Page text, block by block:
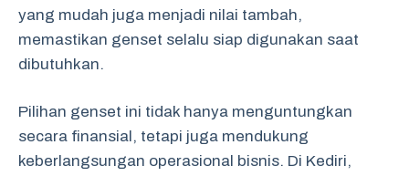
yang mudah juga menjadi nilai tambah,
memastikan genset selalu siap digunakan saat
dibutuhkan.
Pilihan genset ini tidak hanya menguntungkan
secara finansial, tetapi juga mendukung
keberlangsungan operasional bisnis. Di Kediri,